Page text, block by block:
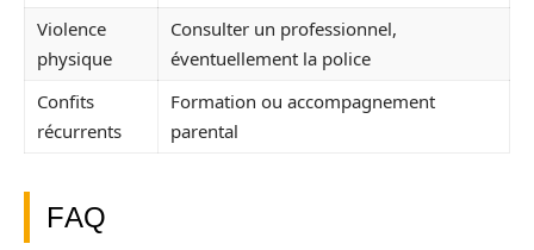
Violence
physique
Consulter un professionnel,
éventuellement la police
Confits
récurrents
Formation ou accompagnement
parental
FAQ